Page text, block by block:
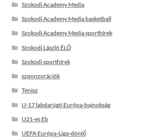
Szokodi Academy Media
Szokodi Academy Media basketball
Szokodi Academy Media sporthírek
Szokodi László ÉLŐ
Szokodi sporthírek
szponzorációk
Tenisz
U-17 labdarúgó Európa-bajnokság
U21-es Eb
UEFA Európa-Liga-döntő